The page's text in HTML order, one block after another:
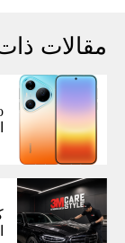
مقالات